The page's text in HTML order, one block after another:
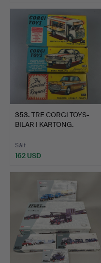
353. TRE CORGI TOYS-
BILAR I KARTONG.
Sålt
162 USD